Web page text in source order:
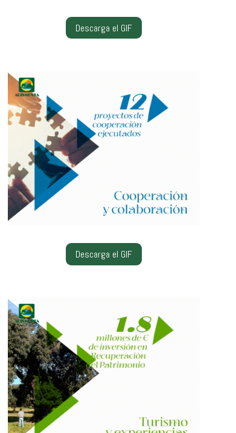
Descarga el GIF
Descarga el GIF